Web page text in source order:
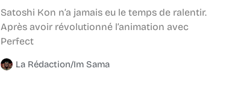
Satoshi Kon n’a jamais eu le temps de ralentir.
Après avoir révolutionné l’animation avec
Perfect
La Rédaction/Im Sama